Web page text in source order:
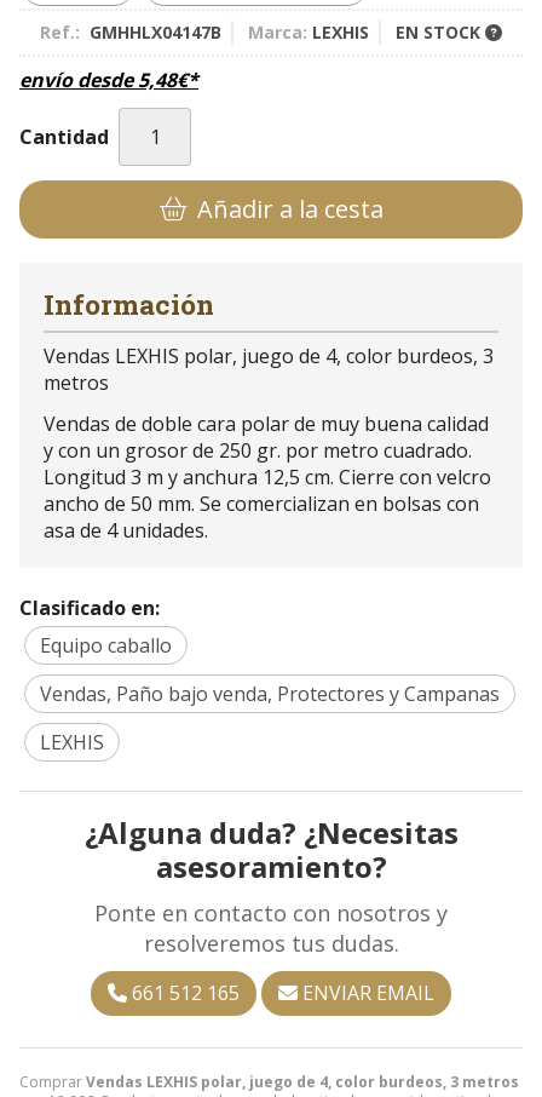
Ref.: GMHHLX04147B Marca: LEXHIS EN STOCK
envío desde5,48€*
Cantidad
Añadir a la cesta
ComprarVendas LEXHIS polar, juego de 4, color burdeos, 3 metros
Información
Vendas LEXHIS polar, juego de 4, color burdeos, 3
metros
Vendas de doble cara polar de muy buena calidad
y con un grosor de 250 gr. por metro cuadrado.
Longitud 3 m y anchura 12,5 cm. Cierre con velcro
ancho de 50 mm. Se comercializan en bolsas con
asa de 4 unidades.
Clasificado en:
Equipo caballo
Vendas, Paño bajo venda, Protectores y Campanas
LEXHIS
¿Alguna duda? ¿Necesitas
asesoramiento?
Ponte en contacto con nosotros y
resolveremos tus dudas.
661 512 165 ENVIAR EMAIL